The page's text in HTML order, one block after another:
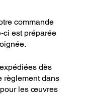
commande
ci est préparée
dès
règlement dans
les œuvres